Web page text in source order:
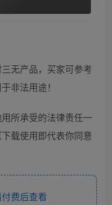
无产品，买家可参考
非法用途！
所承受的法律责任一
载使用即代表你同意
费后查看